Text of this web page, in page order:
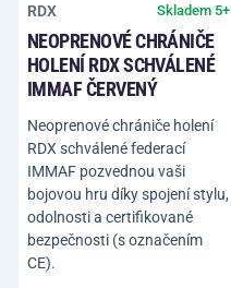
RDX Skladem 5+
NEOPRENOVÉ CHRÁNIČE
HOLENÍ RDX SCHVÁLENÉ
IMMAF ČERVENÝ
Neoprenové chrániče holení
RDX schválené federací
IMMAF pozvednou vaši
bojovou hru díky spojení stylu,
odolnosti a certifikované
bezpečnosti (s označením
CE).